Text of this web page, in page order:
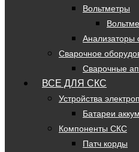
Вольтметры
Анализаторы
Сварочное
Сварочные
ВСЕ ДЛЯ СКС
Устройства
Батареи
Компоненты СКС
Патч корды